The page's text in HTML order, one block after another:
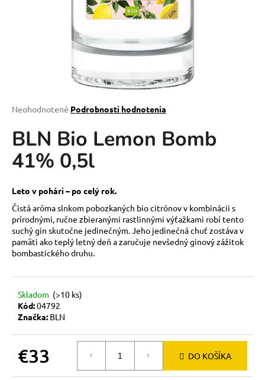
Priemerné
produktu
je
0,0
z
hviezdičiek.
Neohodnotené Podrobnosti hodnotenia
BLN Bio Lemon Bomb
41% 0,5l
Leto v pohári – po celý rok.
Čistá aróma slnkom pobozkaných bio citrónov v kombinácii s
prírodnými, ručne zbieranými rastlinnými výťažkami robí tento
suchý gin skutočne jedinečným. Jeho jedinečná chuť zostáva v
pamäti ako teplý letný deň a zaručuje nevšedný ginový zážitok
bombastického druhu.
Skladom (>10 ks)
Kód:04792
Značka: BLN
€33 DO KOŠÍKA
HĽADAŤ
O
d
p
o
r
ú
a
m